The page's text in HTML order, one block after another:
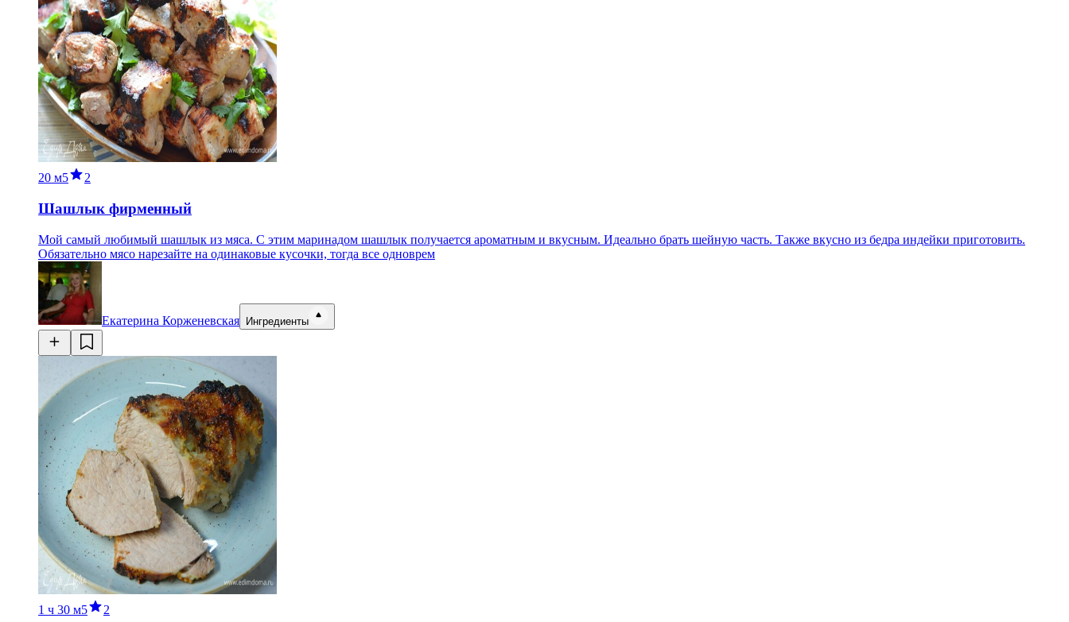
20 м5 2
Шашлык фирменный
Мой самый любимый шашлык из мяса. С этим маринадом шашлык получается ароматным и вкусным. Идеально брать шейную часть. Также вкусно из бедра индейки приготовить.
Обязательно мясо нарезайте на одинаковые кусочки, тогда все одноврем
Екатерина Корженевская Ингредиенты
1 ч 30 м5 2